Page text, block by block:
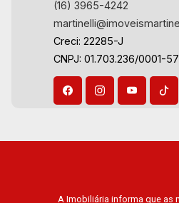
(16) 3965-4242
Creci: 22285-J
CNPJ: 01.703.236/0001-57
A Imobiliária informa que as